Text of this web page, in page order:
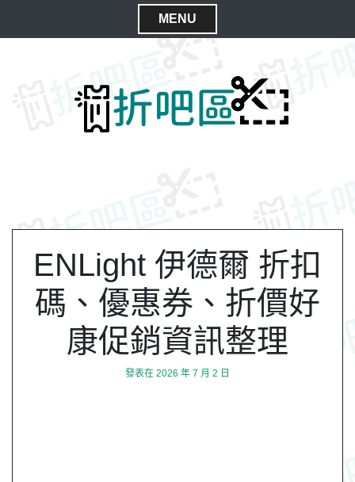
MENU
C
ENLight 伊德爾 折扣
碼、優惠券、折價好
康促銷資訊整理
發表在 2026 年 7 月 2 日